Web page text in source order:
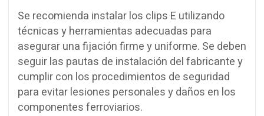
Se recomienda instalar los clips E utilizando
técnicas y herramientas adecuadas para
asegurar una fijación firme y uniforme. Se deben
seguir las pautas de instalación del fabricante y
cumplir con los procedimientos de seguridad
para evitar lesiones personales y daños en los
componentes ferroviarios.